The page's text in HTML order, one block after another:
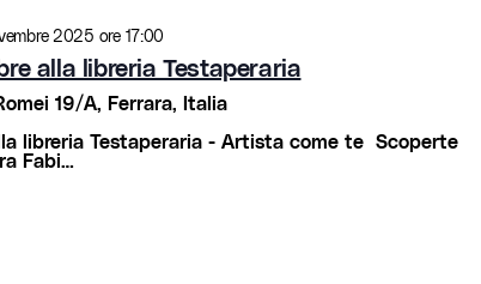
alla libreria Testaperaria
2025 ore 17:00
19/A, Ferrara, Italia
libreria Testaperaria - Artista come te Scoperte
Fabi…